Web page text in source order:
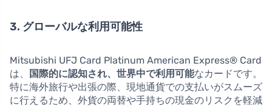
3. グローバルな利用可能性
Mitsubishi UFJ Card Platinum American Express® Card
は、
国際的に認知され、世界中で利用可能なカードです。
特に海外旅行や出張の際、現地通貨での支払いがスムーズ
に行えるため、外貨の両替や手持ちの現金のリスクを軽減